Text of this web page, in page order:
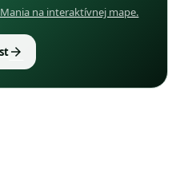
na interaktívnej mape.
arrow_forward